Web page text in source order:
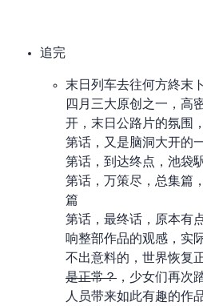
追完
末日列车去往何方/終末
四月三大原创之一，高
开，末日公路片的氛围
第 10 话，又是脑洞大开
第 11 话，到达终点，池袋
第 11.5 话，万策尽，总集
篇
第 12 话，最终话，原本
响整部作品的观感，实
不出意料的 Happy End，世界恢复
是正常？ )，少女们再
人员带来如此有趣的作